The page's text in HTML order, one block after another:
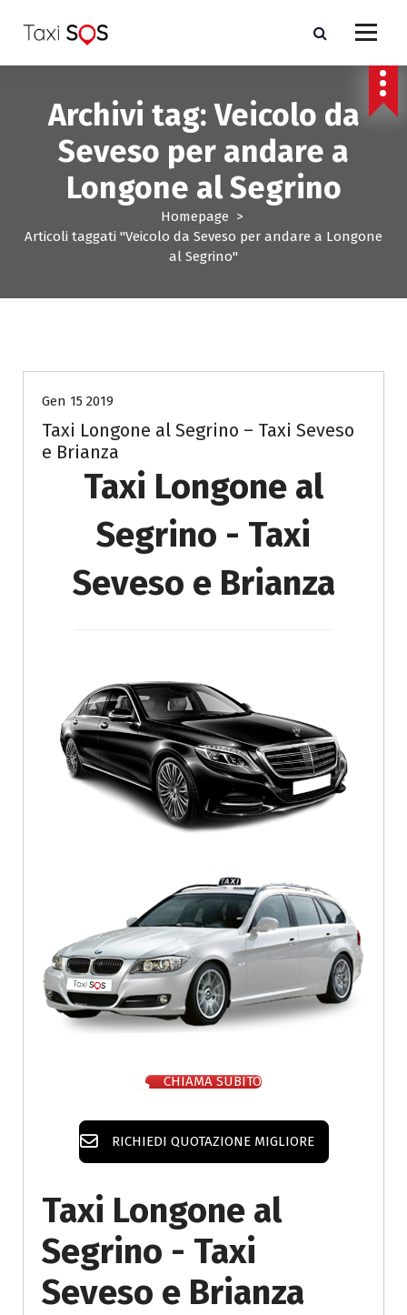
a
Archivi tag: Veicolo da
Seveso per andare a
Longone al Segrino
Homepage >
Articoli taggati "Veicolo da Seveso per andare a Longone
al Segrino"
Gen 15 2019
Taxi Longone al Segrino – Taxi Seveso
e Brianza
Taxi Longone al
Segrino - Taxi
Seveso e Brianza
CHIAMA SUBITO
RICHIEDI QUOTAZIONE MIGLIORE
Taxi Longone al
Segrino - Taxi
Seveso e Brianza